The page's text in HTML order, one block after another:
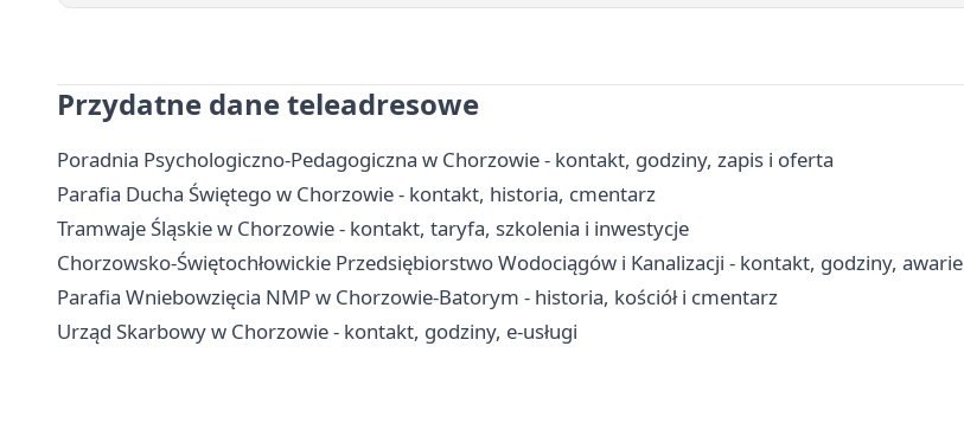
Przydatne dane teleadresowe
Poradnia Psychologiczno-Pedagogiczna w Chorzowie - kontakt, godziny, zapis i oferta
Parafia Ducha Świętego w Chorzowie - kontakt, historia, cmentarz
Tramwaje Śląskie w Chorzowie - kontakt, taryfa, szkolenia i inwestycje
Chorzowsko-Świętochłowickie Przedsiębiorstwo Wodociągów i Kanalizacji - kontakt, godziny, awarie
Parafia Wniebowzięcia NMP w Chorzowie-Batorym - historia, kościół i cmentarz
Urząd Skarbowy w Chorzowie - kontakt, godziny, e-usługi